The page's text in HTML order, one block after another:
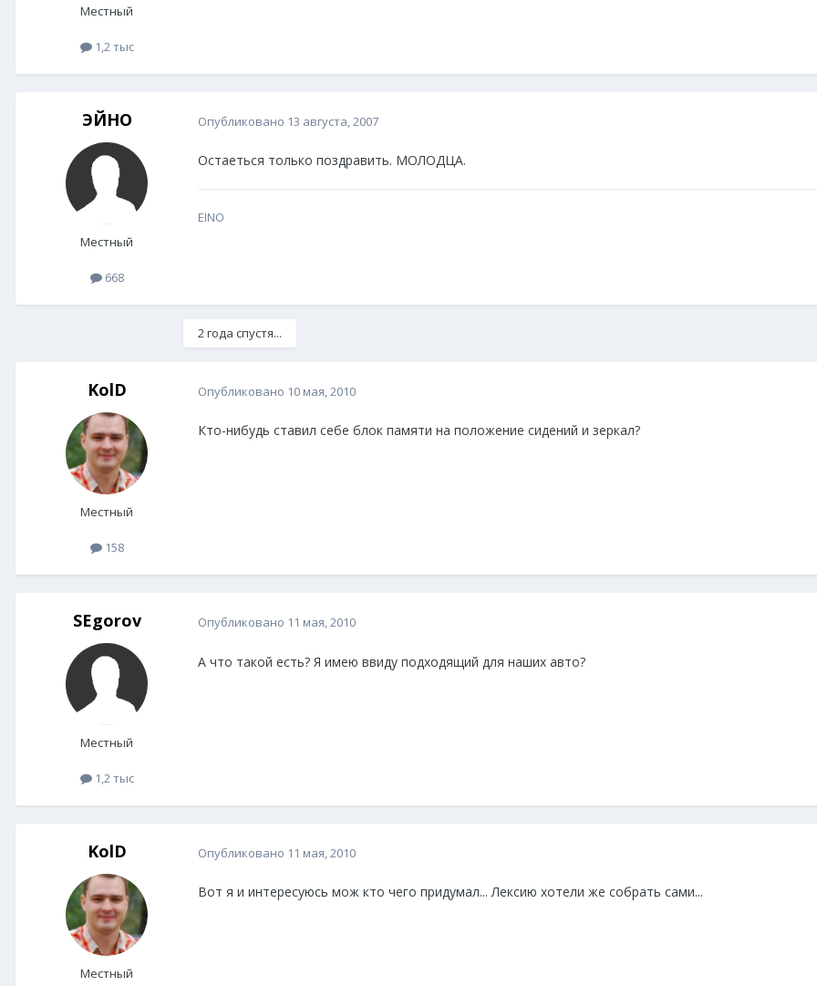
Местный
1,2 тыс
ЭЙНО
Местный
668
Опубликовано 13 августа, 2007
Остаеться только поздравить. МОЛОДЦА.
EINO
2 года спустя...
KolD
Местный
158
Опубликовано 10 мая, 2010
Кто-нибудь ставил себе блок памяти на положение сидений и зеркал?
SEgorov
Местный
1,2 тыс
Опубликовано 11 мая, 2010
А что такой есть? Я имею ввиду подходящий для наших авто?
KolD
Местный
Опубликовано 11 мая, 2010
Вот я и интересуюсь мож кто чего придумал... Лексию хотели же собрать сами...